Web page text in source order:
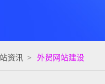
资讯 > 外贸网站建设